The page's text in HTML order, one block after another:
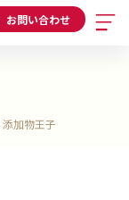
お問い合わせ
添加物王子